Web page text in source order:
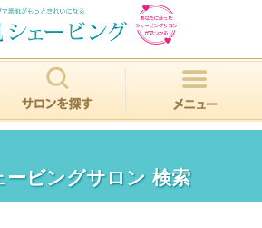
ービングサロン 検索